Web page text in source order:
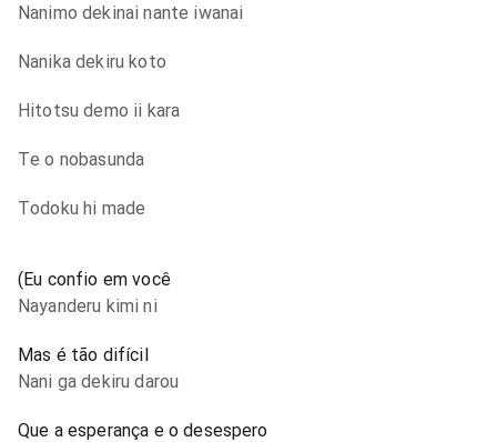
Nanimo dekinai nante iwanai
Nanika dekiru koto
Hitotsu demo ii kara
Te o nobasunda
Todoku hi made
(Eu confio em você
Nayanderu kimi ni
Mas é tão difícil
Nani ga dekiru darou
Que a esperança e o desespero